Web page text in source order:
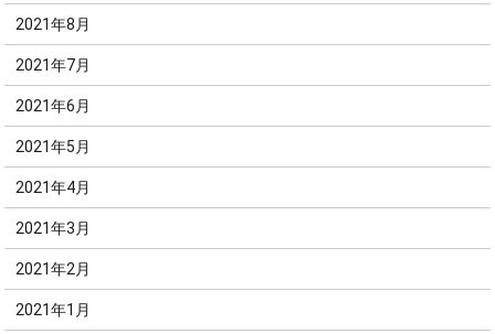
2021年8月
2021年7月
2021年6月
2021年5月
2021年4月
2021年3月
2021年2月
2021年1月